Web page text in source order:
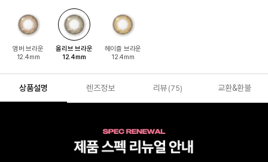
앰버 브라운
12.4mm
올리브 브라운
12.4mm
헤이즐 브라운
12.4mm
상품설명 렌즈정보 리뷰 (75) 교환&환불